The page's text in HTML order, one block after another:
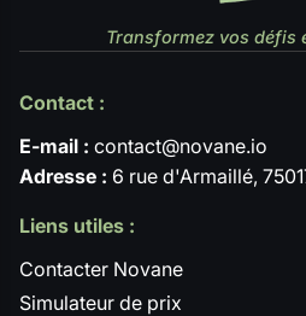
Transformez vos défis
Contact :
E-mail : contact@novane.io
Adresse : 6 rue d'Armaillé,
Liens utiles :
Contacter Novane
Simulateur de prix